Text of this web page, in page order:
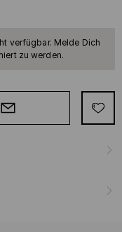
verfügbar. Melde Dich
zu werden.